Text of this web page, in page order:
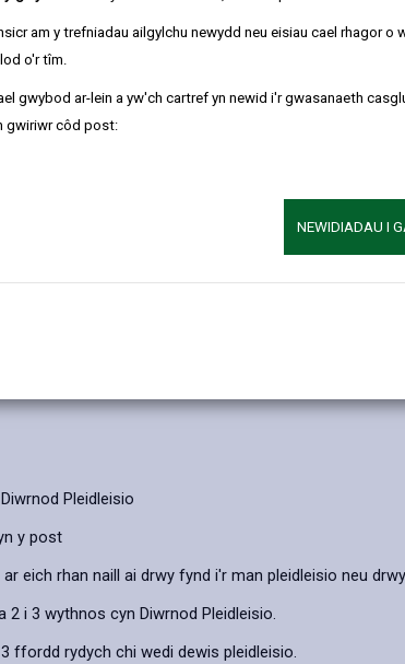
am y trefniadau ailgylchu newydd neu eisiau cael rhagor
o'r tîm.
gwybod ar-lein a yw'ch cartref yn newid i'r gwasanaeth
gwiriwr côd post:
NEWIDIADAU I
Maltaidd a Chypraidd) sydd â chaniatâd i ddod i
i mewn i'r DU, Ynysoedd y Sianel neu Ynys
(gallwch bleidlesio yn etholiadau'r Senedd ac mewn
Pleidleisio
y post
eich rhan naill ai drwy fynd i'r man pleidleisio neu
2 i 3 wythnos cyn Diwrnod Pleidleisio.
ffordd rydych chi wedi dewis pleidleisio.